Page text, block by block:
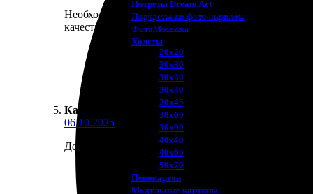
Потреты Dream Art
Портреты по фото акрилом
ФотоМозаика
Холсты
20х20
20х30
30х30
30х40
20х45
30х60
30х90
40х40
40х60
50х70
Пенокартон
Модульные картины
Необходимо оставить отзыв. Заказала печать
качество на высоте. Рекомендую всем!
Кай Панов ★ ★ ★
06.10.2025
Девочки. Заказывал печать на футболках для